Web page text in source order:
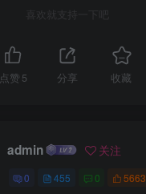
喜欢就支持一下吧
点赞 5 分享 收藏
admin 关注
0 455 0 5663